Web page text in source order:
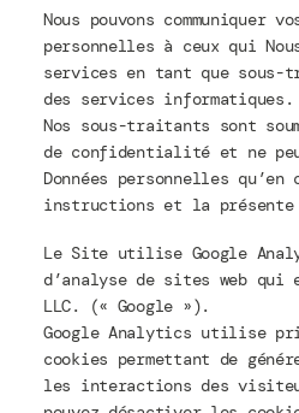
Nous pouvons communiquer
personnelles à ceux qui
services en tant que sous-
des services informatiques.
Nos sous-traitants sont
de confidentialité et ne
Données personnelles
instructions et la
Le Site utilise Google
d’analyse de sites web qui
LLC. (« Google »).
Google Analytics utilise
cookies permettant de
les interactions des